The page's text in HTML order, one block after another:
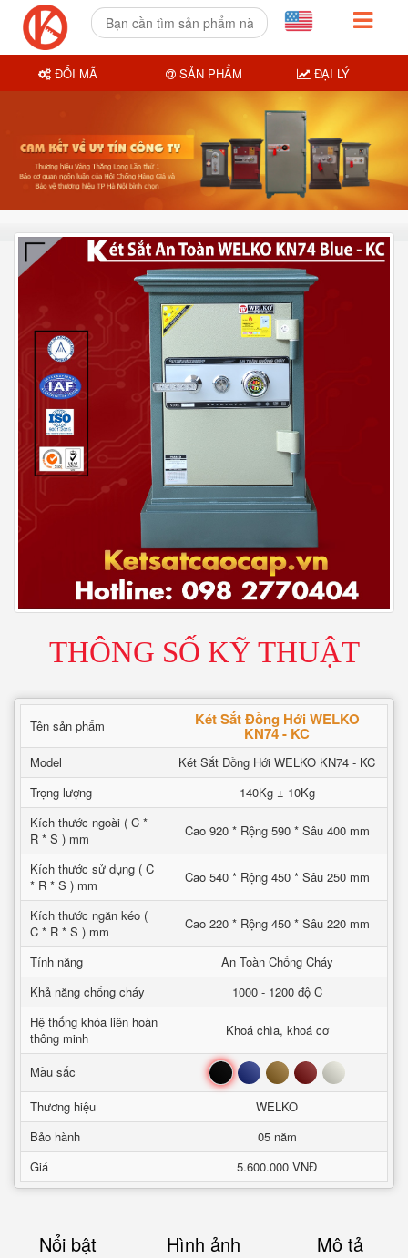
THÔNG SỐ KỸ THUẬT
Tên sản phẩm Két Sắt Đồng Hới WELKO
KN74 - KC
Model
Két Sắt Đồng Hới WELKO KN74 - KC
Trọng lượng
140Kg ± 10Kg
Kích thước ngoài ( C *
R * S ) mm
Cao 920 * Rộng 590 * Sâu 400 mm
Kích thước sử dụng ( C
* R * S ) mm
Cao 540 * Rộng 450 * Sâu 250 mm
Kích thước ngăn kéo (
C * R * S ) mm
Cao 220 * Rộng 450 * Sâu 220 mm
Tính năng
An Toàn Chống Cháy
Khả năng chống cháy
1000 - 1200 độ C
Hệ thống khóa liên hoàn
thông minh
Khoá chìa, khoá cơ
Mầu sắc Đen Xanh Nâu Đỏ Trắng
Thương hiệu
WELKO
Bảo hành
05 năm
Giá
5.600.000 VNĐ
Nổi bật Hình ảnh Mô tả
ĐỔI MÃ SẢN PHẨM ĐẠI LÝ